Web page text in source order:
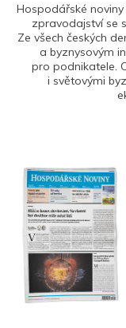
Hospodářské
zpravodajství se
Ze všech českých
a byznysovým
pro podnikatele.
i světovými